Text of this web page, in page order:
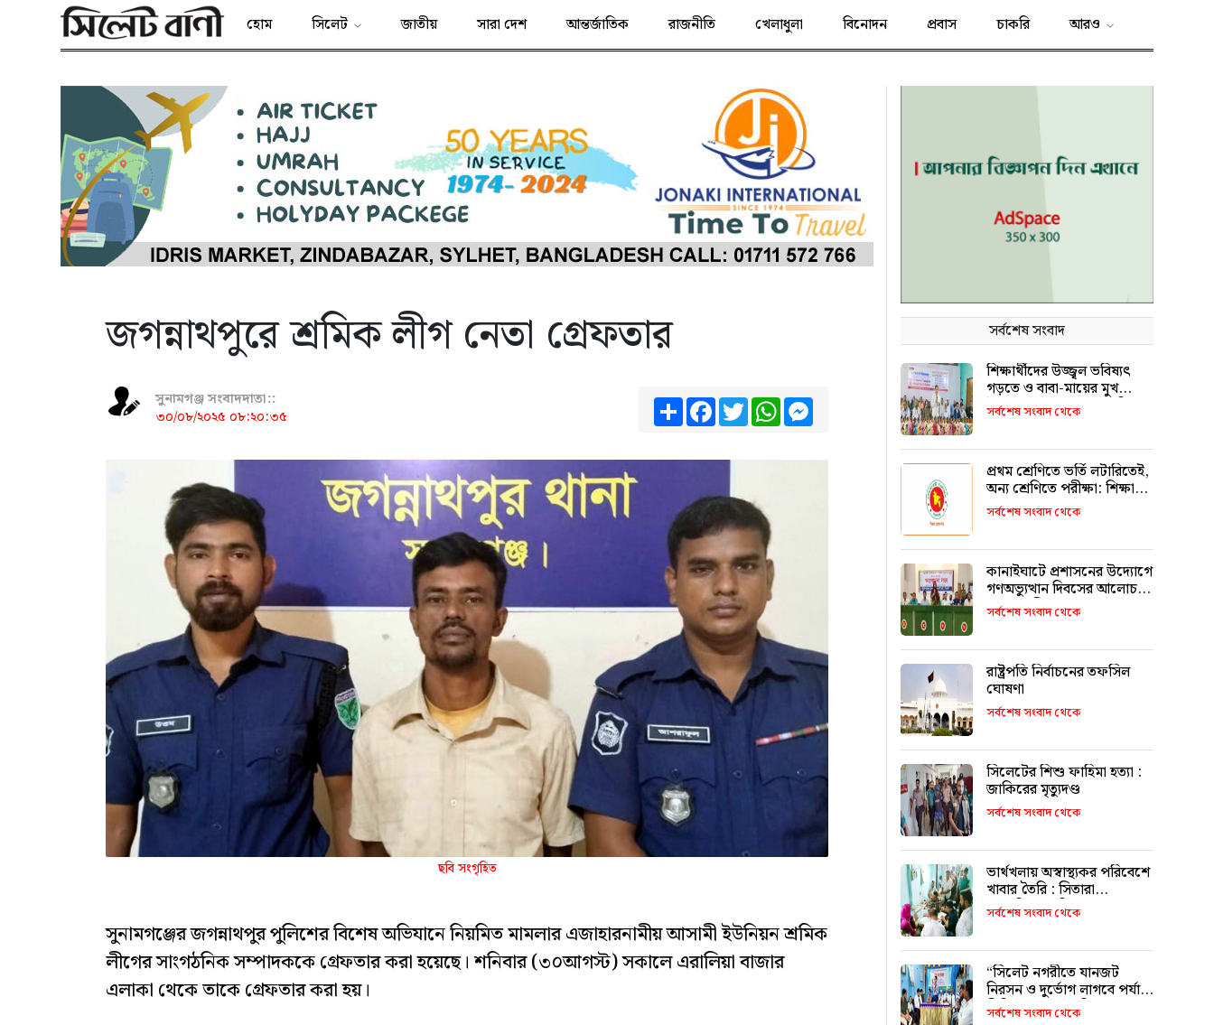
হোম সিলেট জাতীয় সারা দেশ আন্তর্জাতিক রাজনীতি খেলাধুলা বিনোদন প্রবাস চাকরি আরও
জগন্নাথপুরে শ্রমিক লীগ নেতা গ্রেফতার
সুনামগঞ্জ সংবাদদাতা::
৩০/০৮/২০২৫ ০৮:২০:৩৫
ShareFacebook
TwitterWhatsApp
ছবি সংগৃহিত
সুনামগঞ্জের জগন্নাথপুর পুলিশের বিশেষ অভিযানে নিয়মিত মামলার এজাহারনামীয় আসামী ইউনিয়ন শ্রমিক
লীগের সাংগঠনিক সম্পাদককে গ্রেফতার করা হয়েছে। শনিবার (৩০আগস্ট) সকালে এরালিয়া বাজার
এলাকা থেকে তাকে গ্রেফতার করা হয়।
সর্বশেষ সংবাদ
শিক্ষার্থীদের উজ্জ্বল ভবিষ্যৎ
গড়তে ও বাবা-মায়ের মুখ
উজ্জ্বল করতে কার্যকর ভূমিকা
রাখবে : কয়েস লোদী
সর্বশেষ সংবাদ থেকে
প্রথম শ্রেণিতে ভর্তি লটারিতেই,
অন্য শ্রেণিতে পরীক্ষা: শিক্ষা
মন্ত্রণালয়
সর্বশেষ সংবাদ থেকে
কানাইঘাটে প্রশাসনের উদ্যোগে
গণঅভ্যুত্থান দিবসের আলোচনা
সভা অনুষ্ঠিত
সর্বশেষ সংবাদ থেকে
রাষ্ট্রপতি নির্বাচনের তফসিল
ঘোষণা
সর্বশেষ সংবাদ থেকে
সিলেটের শিশু ফাহিমা হত্যা :
জাকিরের মৃত্যুদণ্ড
সর্বশেষ সংবাদ থেকে
ভার্থখলায় অস্বাস্থ্যকর পরিবেশে
খাবার তৈরি : সিতারা
বেকারিকে জরিমানা
সর্বশেষ সংবাদ থেকে
“সিলেট নগরীতে যানজট
নিরসন ও দুর্ভোগ লাগবে পর্যাপ্ত
সিটি বাস চালুর দাবি”
সর্বশেষ সংবাদ থেকে